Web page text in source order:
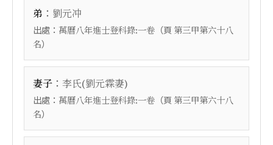
弟 ： 劉元冲
出處： 萬曆八年進士登科錄:一卷 （頁 第三甲第六十八
名）
妻子 ： 李氏(劉元霖妻)
出處： 萬曆八年進士登科錄:一卷 （頁 第三甲第六十八
名）